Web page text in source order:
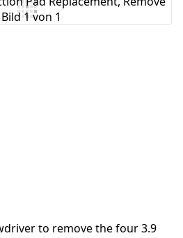
to remove the four 3.9